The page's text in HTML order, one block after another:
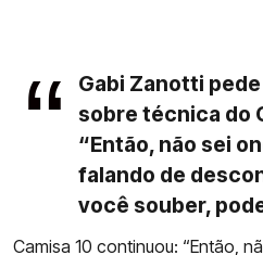
Gabi Zanotti
sobre técnica do
“Então, não sei
falando de
você souber,
Camisa 10 continuou: “Então,